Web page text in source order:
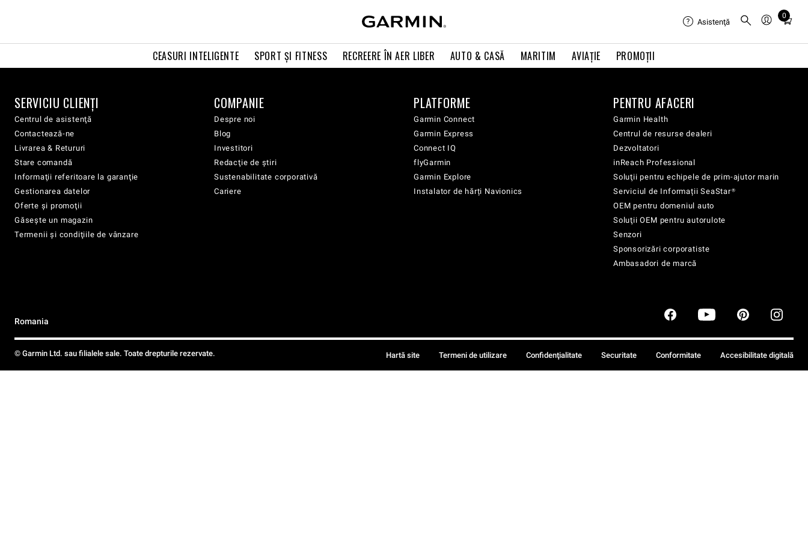
CEASURI INTELIGENTE SPORT ŞI FITNESS RECREERE ÎN AER LIBER AUTO & CASĂ MARITIM AVIAŢIE PROMOȚII
Asistenţă
0
Total
cart:
SERVICIU CLIENŢI
Centrul de asistenţă
Contactează-ne
Livrarea & Retururi
Stare comandă
Informaţii referitoare la garanţie
Gestionarea datelor
Oferte şi promoţii
Găsește un magazin
Termenii şi condiţiile de vânzare
COMPANIE
Despre noi
Blog
Investitori
Redacţie de ştiri
Sustenabilitate corporativă
Cariere
PLATFORME
Garmin Connect
Garmin Express
Connect IQ
flyGarmin
Garmin Explore
Instalator de hărți Navionics
PENTRU AFACERI
Garmin Health
Centrul de resurse dealeri
Dezvoltatori
inReach Professional
Soluţii pentru echipele de prim-ajutor marin
Serviciul de Informații SeaStar®
OEM pentru domeniul auto
Soluţii OEM pentru autorulote
Senzori
Sponsorizări corporatiste
Ambasadori de marcă
Romania
© Garmin Ltd. sau filialele sale. Toate drepturile rezervate. Hartă site Termeni de utilizare Confidenţialitate Securitate Conformitate Accesibilitate digitală